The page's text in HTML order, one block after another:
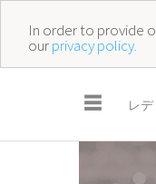
In order to provide
ourprivacy policy.
☰ レ